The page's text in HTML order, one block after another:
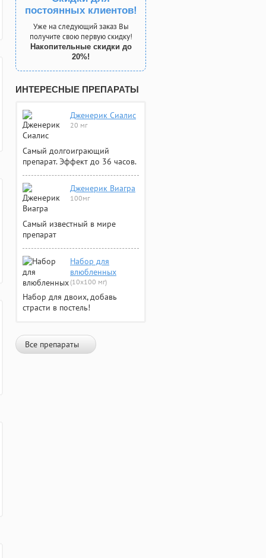
постоянных клиентов!
Уже на следующий заказ Вы
получите свою первую скидку!
Накопительные скидки до
20%!
ИНТЕРЕСНЫЕ ПРЕПАРАТЫ
Дженерик Сиалис
20 мг
Самый долгоиграющий
препарат. Эффект до 36 часов.
Дженерик Виагра
100мг
Самый известный в мире
препарат
Набор для
влюбленных
(10х100 мг)
Набор для двоих, добавь
страсти в постель!
Все препараты